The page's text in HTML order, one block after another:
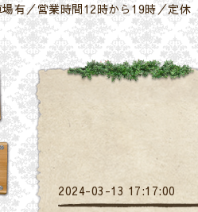
有／営業時間12時から19時／定休
2024-03-13 17:17:00